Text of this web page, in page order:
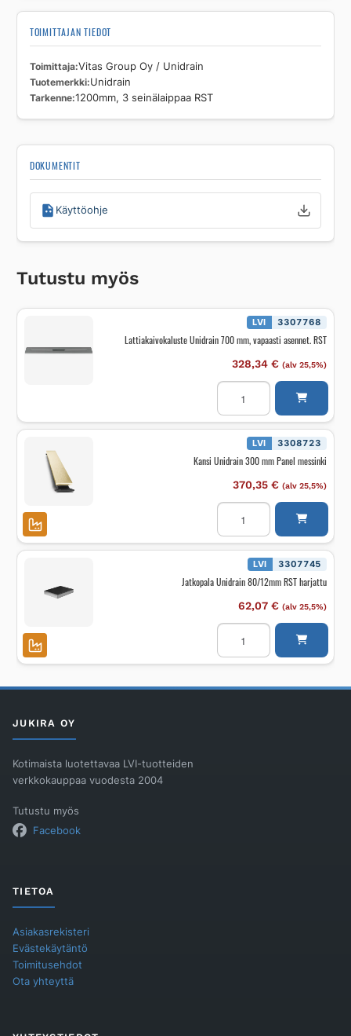
TOIMITTAJAN TIEDOT
Toimittaja Vitas Group Oy / Unidrain
Tuotemerkki Unidrain
Tarkenne 1200mm, 3 seinälaippaa RST
DOKUMENTIT
Käyttöohje
Tutustu myös
LVI 3307768
Lattiakaivokaluste Unidrain 700 mm, vapaasti asennet. RST
328,34 € (alv 25,5%)
Lattiakaivokaluste
Unidrain
mm,
vapaasti
asennet.
määrä
LVI 3308723
Kansi Unidrain 300 mm Panel messinki
370,35 € (alv 25,5%)
Kansi
Unidrain
mm
Panel
messinki
määrä
LVI 3307745
Jatkopala Unidrain 80/12mm RST harjattu
62,07 € (alv 25,5%)
Jatkopala
Unidrain
80/12mm
RST
JUKIRA OY
Kotimaista luotettavaa LVI-tuotteiden
verkkokauppaa vuodesta 2004
Tutustu myös
Facebook
TIETOA
Asiakasrekisteri
Evästekäytäntö
Toimitusehdot
Ota yhteyttä